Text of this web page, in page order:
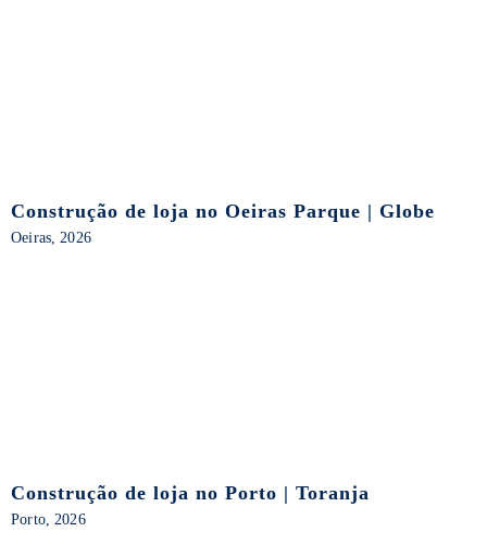
Construção de loja no Oeiras Parque | Globe
Oeiras, 2026
Construção de loja no Porto | Toranja
Porto, 2026